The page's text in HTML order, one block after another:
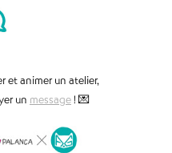
et animer un atelier,
un message! 💌